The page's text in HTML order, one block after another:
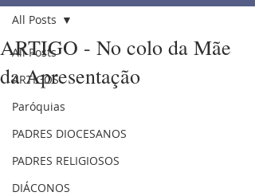
All Posts
ARTIGOS
Paróquias
PADRES DIOCESANOS
PADRES RELIGIOSOS
DIÁCONOS
All Posts
ARTIGO - No colo da Mãe
da Apresentação